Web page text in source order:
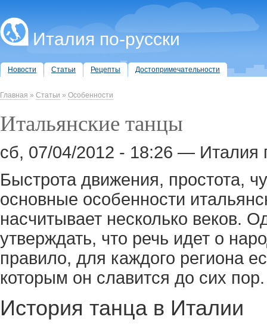
Италия по-русски
Новости Статьи Рецепты Достопримечательности
Главная » Статьи » Особенности
Итальянские танцы
сб, 07/04/2012 - 18:26 — Италия
Быстрота движения, простота,
основные особенности
насчитывает несколько веков.
утверждать, что речь идет о
правило, для каждого региона
которым он славится до сих пор.
История танца в Италии